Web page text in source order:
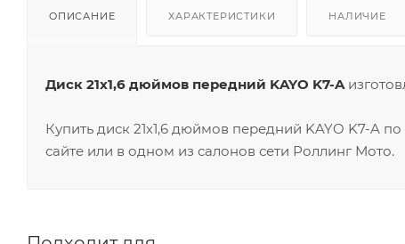
ОПИСАНИЕ ХАРАКТЕРИСТИКИ НАЛИЧИЕ
Диск 21х1,6 дюймов передний KAYO K7-A
Купить диск 21х1,6 дюймов передний KAYO K7-A
сайте или в одном из салонов сети Роллинг Мото.